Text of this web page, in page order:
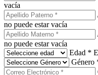
vacía
no puede estar vacía
no puede estar vacía
Edad *
Género